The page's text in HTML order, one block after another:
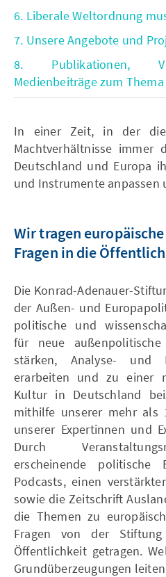
6. Liberale Weltordnung
7. Unsere Angebote und
8. Publikationen,
Medienbeiträge zum Thema
In einer Zeit, in der die
Machtverhältnisse immer
Deutschland und Europa
und Instrumente anpassen
Wir tragen
Fragen in die
Die Konrad-Adenauer-
der Außen- und
politische und
für neue außenpolitische
stärken, Analyse- und
erarbeiten und zu einer
Kultur in Deutschland
mithilfe unserer mehr als
unserer Expertinnen und
Durch
erscheinende politische
Podcasts, einen
sowie die Zeitschrift
die Themen zu
Fragen von der
Öffentlichkeit getragen.
Grundüberzeugungen